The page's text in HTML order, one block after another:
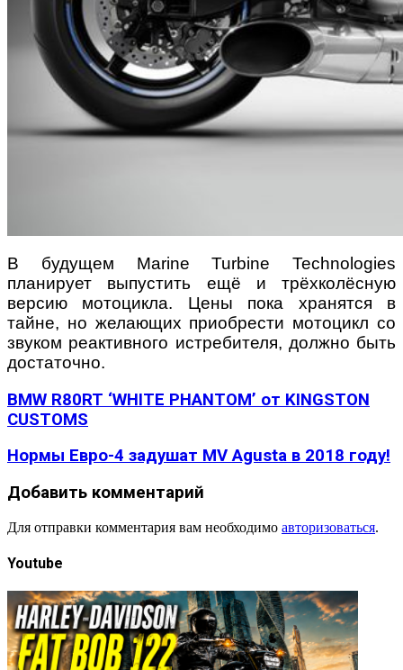
В будущем Marine Turbine Technologies
планирует выпустить ещё и трёхколёсную
версию мотоцикла. Цены пока хранятся в
тайне, но желающих приобрести мотоцикл со
звуком реактивного истребителя, должно быть
достаточно.
BMW R80RT ‘WHITE PHANTOM’ от KINGSTON
CUSTOMS
Нормы Евро-4 задушат MV Agusta в 2018 году!
Добавить комментарий
Для отправки комментария вам необходимо авторизоваться.
Youtube